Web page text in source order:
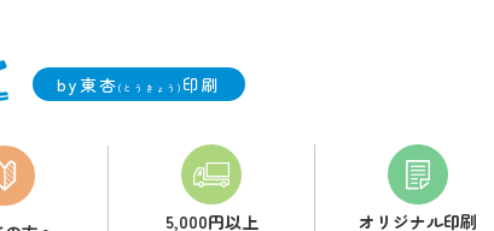
by東杏 (とうきょう) 印刷
5,000円以上
オリジナル印刷